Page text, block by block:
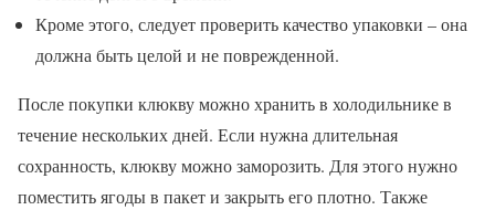
Кроме этого, следует проверить качество упаковки – она
должна быть целой и не поврежденной.
После покупки клюкву можно хранить в холодильнике в
течение нескольких дней. Если нужна длительная
сохранность, клюкву можно заморозить. Для этого нужно
поместить ягоды в пакет и закрыть его плотно. Также